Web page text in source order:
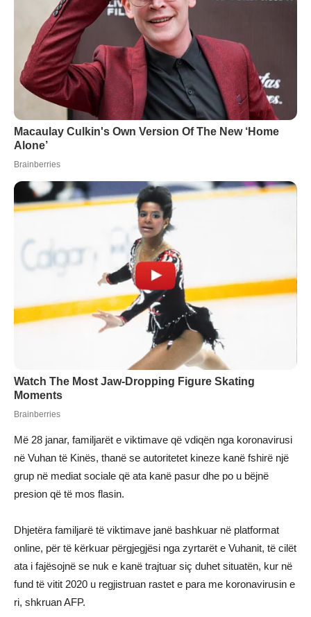
Më 28 janar, familjarët e viktimave që vdiqën nga koronavirusi
në Vuhan të Kinës, thanë se autoritetet kineze kanë fshirë një
grup në mediat sociale që ata kanë pasur dhe po u bëjnë
presion që të mos flasin.
Dhjetëra familjarë të viktimave janë bashkuar në platformat
online, për të kërkuar përgjegjësi nga zyrtarët e Vuhanit, të cilët
ata i fajësojnë se nuk e kanë trajtuar siç duhet situatën, kur në
fund të vitit 2020 u regjistruan rastet e para me koronavirusin e
ri, shkruan AFP.